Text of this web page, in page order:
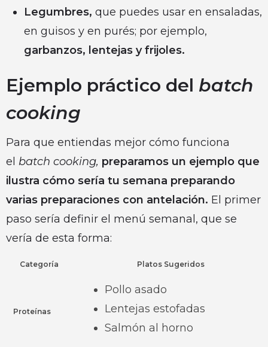
Legumbres, que puedes usar en ensaladas,
en guisos y en purés; por ejemplo,
garbanzos, lentejas y frijoles.
Ejemplo práctico del batch
cooking
Para que entiendas mejor cómo funciona
el batch cooking, preparamos un ejemplo que
ilustra cómo sería tu semana preparando
varias preparaciones con antelación. El primer
paso sería definir el menú semanal, que se
vería de esta forma:
Categoría Platos Sugeridos
Proteínas
Pollo asado
Lentejas estofadas
Salmón al horno